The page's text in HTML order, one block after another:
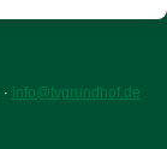
· info@tvgrundhof.de